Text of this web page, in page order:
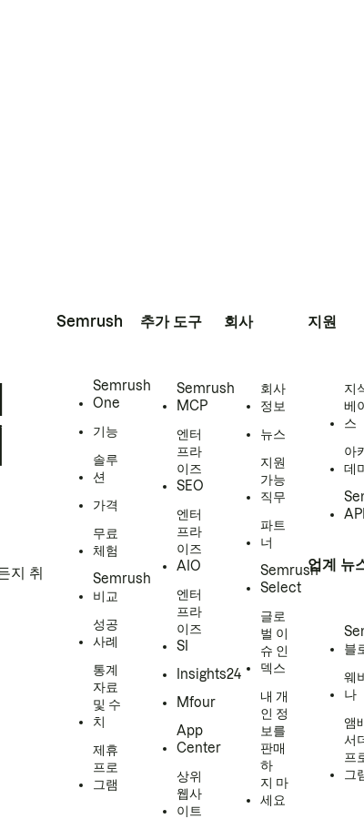
지 취
Semrush
Semrush
One
기능
솔루
션
가격
무료
체험
Semrush
비교
성공
사례
통계
자료
및 수
치
제휴
프로
그램
추가 도구
Semrush
MCP
엔터
프라
이즈
SEO
엔터
프라
이즈
AIO
엔터
프라
이즈
SI
Insights24
Mfour
App
Center
상위
웹사
이트
회사
회사
정보
뉴스
지원
가능
직무
파트
너
Semrush
Select
글로
벌 이
슈 인
덱스
내 개
인 정
보를
판매
하
지 마
세요
지원
지
베
스
아
데
업계 뉴
블
웨
나
앰
서
프
그